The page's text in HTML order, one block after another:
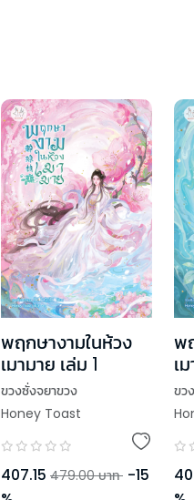
พฤกษางามในห้วง
เมามาย เล่ม 1
ขวงซั่งจยาขวง
Honey Toast
407.15 479.00 บาท -15
พ
เ
ขว